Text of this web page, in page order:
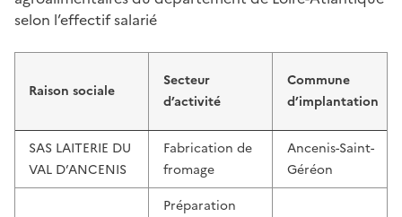
selon l’effectif salarié
Raison sociale
Secteur
d’activité
Commune
d’implantation
SAS LAITERIE DU
VAL D’ANCENIS
Fabrication de
fromage
Ancenis-Saint-
Géréon
Préparation